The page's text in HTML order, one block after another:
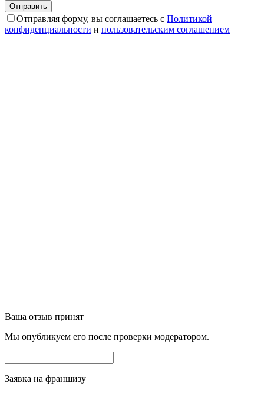
Отправляя форму, вы соглашаетесь с Политикой
конфиденциальности и пользовательским соглашением
Ваша отзыв принят
Мы опубликуем его после проверки модератором.
Заявка на франшизу